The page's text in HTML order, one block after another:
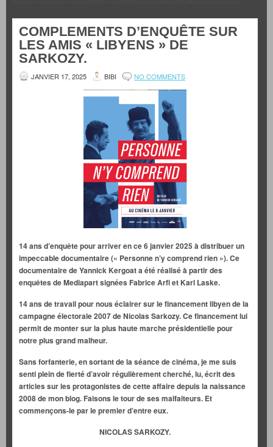
COMPLEMENTS D’ENQUÊTE SUR
LES AMIS « LIBYENS » DE
SARKOZY.
JANVIER 17, 2025 BIBI NO COMMENTS
14 ans d’enquête pour arriver en ce 6 janvier 2025 à distribuer un
impeccable documentaire (« Personne n’y comprend rien »). Ce
documentaire de Yannick Kergoat a été réalisé à partir des
enquêtes de Mediapart signées Fabrice Arfi et Karl Laske.
14 ans de travail pour nous éclairer sur le financement libyen de la
campagne électorale 2007 de Nicolas Sarkozy. Ce financement lui
permit de monter sur la plus haute marche présidentielle pour
notre plus grand malheur.
Sans forfanterie, en sortant de la séance de cinéma, je me suis
senti plein de fierté d’avoir régulièrement cherché, lu, écrit des
articles sur les protagonistes de cette affaire depuis la naissance
2008 de mon blog. Faisons le tour de ses malfaiteurs. Et
commençons-le par le premier d’entre eux.
NICOLAS SARKOZY.